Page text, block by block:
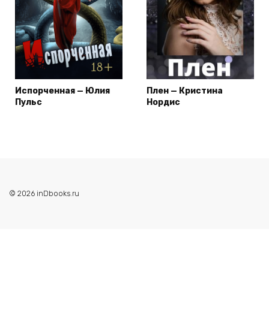
Испорченная — Юлия
Пульс
Плен — Кристина
Нордис
© 2026 inDbooks.ru